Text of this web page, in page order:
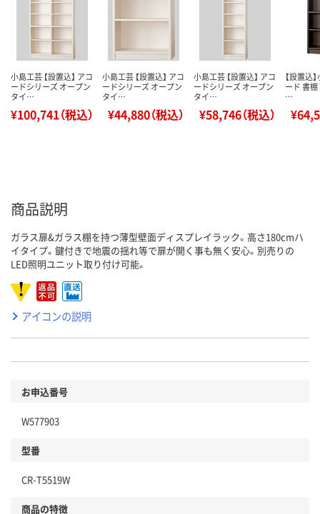
小島工芸 【設置込】 アコ
ードシリーズ オープン
タイ…
¥100,741（税込）
小島工芸 【設置込】 アコ
ードシリーズ オープン
タイ…
¥44,880（税込）
小島工芸 【設置込】 アコ
ードシリーズ オープン
タイ…
¥58,746（税込）
【設置込
ード 書
…
商品説明
ガラス扉&ガラス棚を持つ薄型壁面ディスプレイラック。高さ180cmハ
イタイプ。鍵付きで地震の揺れ等で扉が開く事も無く安心。別売りの
LED照明ユニット取り付け可能。
アイコンの説明
お申込番号
W577903
型番
CR-T5519W
商品の特徴